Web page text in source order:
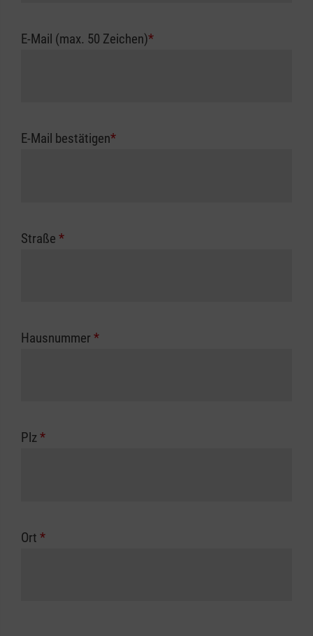
E-Mail (max. 50 Zeichen)*
E-Mail bestätigen*
Straße *
Hausnummer *
Plz*
Ort *